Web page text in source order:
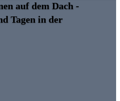
auf dem Dach -
Tagen in der